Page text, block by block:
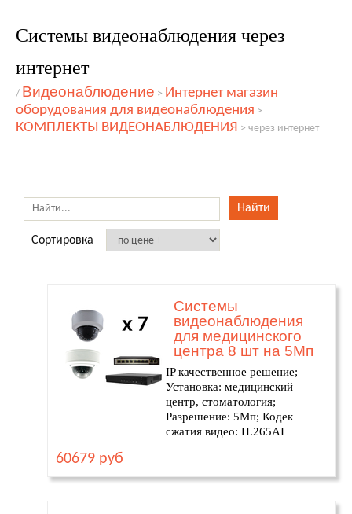
Системы видеонаблюдения через
интернет
/ Видеонаблюдение > Интернет магазин
оборудования для видеонаблюдения >
КОМПЛЕКТЫ ВИДЕОНАБЛЮДЕНИЯ > через интернет
Сортировка
Системы
видеонаблюдения
для медицинского
центра 8 шт на 5Мп
IP качественное решение;
Установка: медицинский
центр, стоматология;
Разрешение: 5Мп; Кодек
сжатия видео: H.265AI
60679 руб